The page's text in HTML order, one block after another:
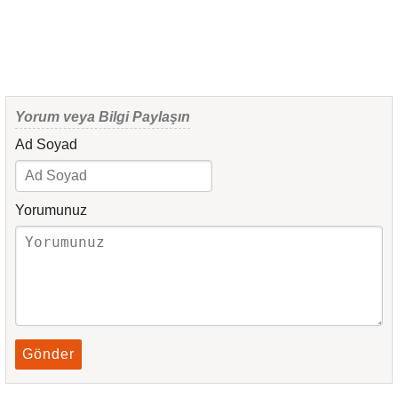
Yorum veya Bilgi Paylaşın
Ad Soyad
Yorumunuz
Gönder